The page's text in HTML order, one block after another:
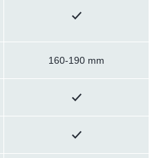
160-190 mm